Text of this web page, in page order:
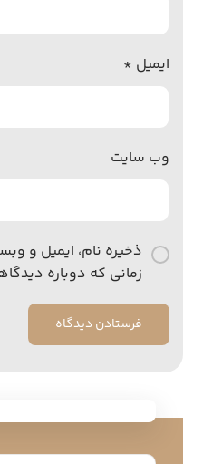
ایمیل *
وب‌ سایت
ذخیره نام، ایمیل و
زمانی که دوباره
فرستادن دیدگاه